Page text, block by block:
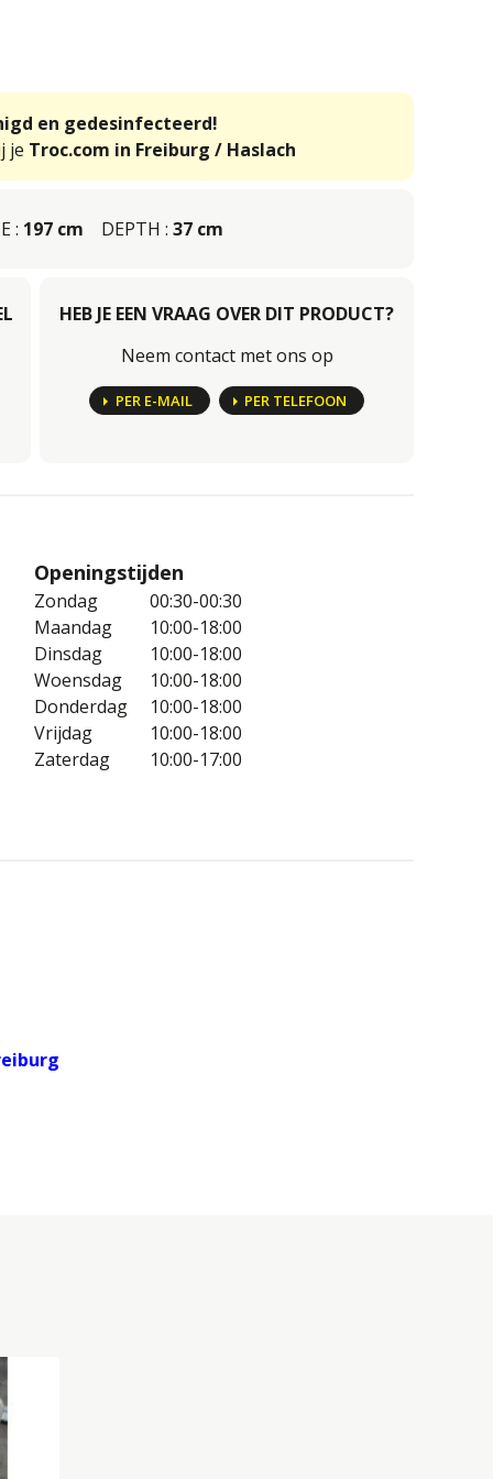
en gedesinfecteerd!
je Troc.com in Freiburg / Haslach
: 197 cm DEPTH : 37 cm
HEB JE EEN VRAAG OVER DIT PRODUCT?
Neem contact met ons op
PER E-MAIL PER TELEFOON
Openingstijden
Zondag
00:30-00:30
Maandag
10:00-18:00
Dinsdag
10:00-18:00
Woensdag
10:00-18:00
Donderdag
10:00-18:00
Vrijdag
10:00-18:00
Zaterdag
10:00-17:00